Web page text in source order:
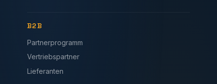
B2B
Partnerprogramm
Vertriebspartner
Lieferanten